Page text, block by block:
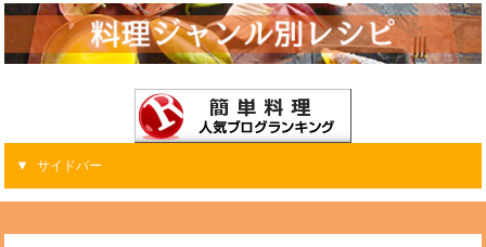
サイドバー